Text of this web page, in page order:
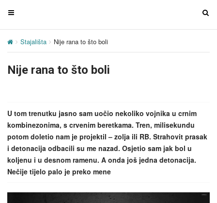
T
g
e
i
g
a
t
i
o
T
a
Stajališta Nije rana to što boli
Nije rana to što boli
U tom trenutku jasno sam uočio nekoliko vojnika u crnim
kombinezonima, s crvenim beretkama. Tren, milisekundu
potom doletio nam je projektil – zolja ili RB. Strahovit prasak
i detonacija odbacili su me nazad. Osjetio sam jak bol u
koljenu i u desnom ramenu. A onda još jedna detonacija.
Nečije tijelo palo je preko mene